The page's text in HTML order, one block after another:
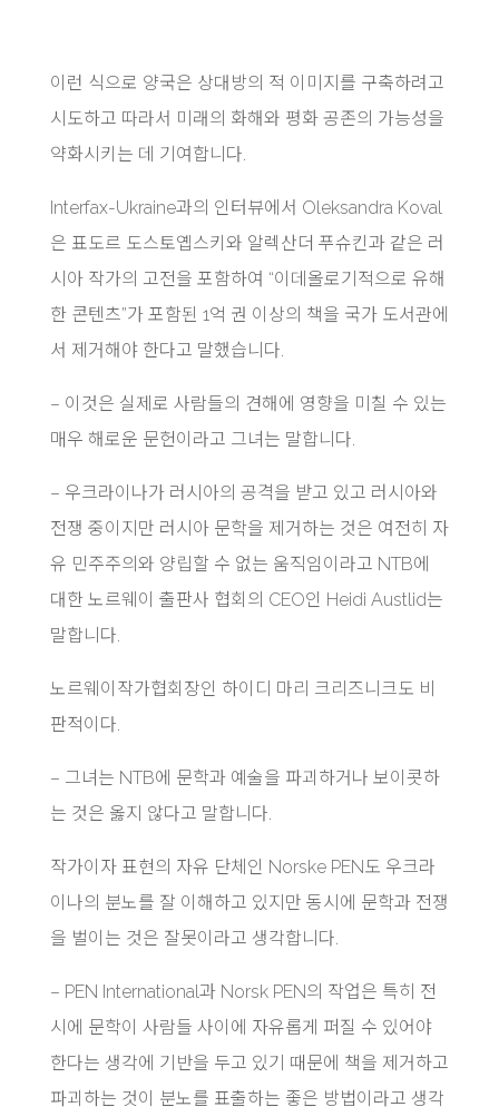
이런 식으로 양국은 상대방의 적 이미지를 구축하려고
시도하고 따라서 미래의 화해와 평화 공존의 가능성을
약화시키는 데 기여합니다.
Interfax-Ukraine과의 인터뷰에서 Oleksandra Koval
은 표도르 도스토옙스키와 알렉산더 푸슈킨과 같은 러
시아 작가의 고전을 포함하여 “이데올로기적으로 유해
한 콘텐츠”가 포함된 1억 권 이상의 책을 국가 도서관에
서 제거해야 한다고 말했습니다.
– 이것은 실제로 사람들의 견해에 영향을 미칠 수 있는
매우 해로운 문헌이라고 그녀는 말합니다.
– 우크라이나가 러시아의 공격을 받고 있고 러시아와
전쟁 중이지만 러시아 문학을 제거하는 것은 여전히 ​​자
유 민주주의와 양립할 수 없는 움직임이라고 NTB에
대한 노르웨이 출판사 협회의 CEO인 Heidi Austlid는
말합니다.
노르웨이작가협회장인 하이디 마리 크리즈니크도 비
판적이다.
– 그녀는 NTB에 문학과 예술을 파괴하거나 보이콧하
는 것은 옳지 않다고 말합니다.
작가이자 표현의 자유 단체인 Norske PEN도 우크라
이나의 분노를 잘 이해하고 있지만 동시에 문학과 전쟁
을 벌이는 것은 잘못이라고 생각합니다.
– PEN International과 Norsk PEN의 작업은 특히 전
시에 문학이 사람들 사이에 자유롭게 퍼질 수 있어야
한다는 생각에 기반을 두고 있기 때문에 책을 제거하고
파괴하는 것이 분노를 표출하는 좋은 방법이라고 생각